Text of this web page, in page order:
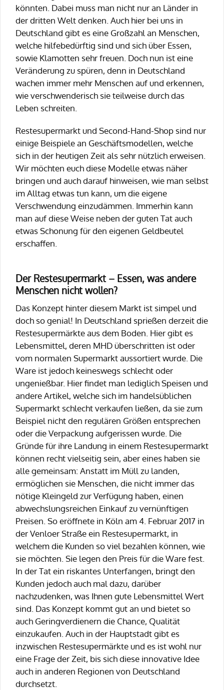
könnten. Dabei muss man nicht nur an Länder in
der dritten Welt denken. Auch hier bei uns in
Deutschland gibt es eine Großzahl an Menschen,
welche hilfebedürftig sind und sich über Essen,
sowie Klamotten sehr freuen. Doch nun ist eine
Veränderung zu spüren, denn in Deutschland
wachen immer mehr Menschen auf und erkennen,
wie verschwenderisch sie teilweise durch das
Leben schreiten.
Restesupermarkt und Second-Hand-Shop sind nur
einige Beispiele an Geschäftsmodellen, welche
sich in der heutigen Zeit als sehr nützlich erweisen.
Wir möchten euch diese Modelle etwas näher
bringen und auch darauf hinweisen, wie man selbst
im Alltag etwas tun kann, um die eigene
Verschwendung einzudämmen. Immerhin kann
man auf diese Weise neben der guten Tat auch
etwas Schonung für den eigenen Geldbeutel
erschaffen.
Der Restesupermarkt – Essen, was andere
Menschen nicht wollen?
Das Konzept hinter diesem Markt ist simpel und
doch so genial! In Deutschland sprießen derzeit die
Restesupermärkte aus dem Boden. Hier gibt es
Lebensmittel, deren MHD überschritten ist oder
vom normalen Supermarkt aussortiert wurde. Die
Ware ist jedoch keineswegs schlecht oder
ungenießbar. Hier findet man lediglich Speisen und
andere Artikel, welche sich im handelsüblichen
Supermarkt schlecht verkaufen ließen, da sie zum
Beispiel nicht den regulären Größen entsprechen
oder die Verpackung aufgerissen wurde. Die
Gründe für ihre Landung in einem Restesupermarkt
können recht vielseitig sein, aber eines haben sie
alle gemeinsam: Anstatt im Müll zu landen,
ermöglichen sie Menschen, die nicht immer das
nötige Kleingeld zur Verfügung haben, einen
abwechslungsreichen Einkauf zu vernünftigen
Preisen. So eröffnete in Köln am 4. Februar 2017 in
der Venloer Straße ein Restesupermarkt, in
welchem die Kunden so viel bezahlen können, wie
sie möchten. Sie legen den Preis für die Ware fest.
In der Tat ein riskantes Unterfangen, bringt den
Kunden jedoch auch mal dazu, darüber
nachzudenken, was Ihnen gute Lebensmittel Wert
sind. Das Konzept kommt gut an und bietet so
auch Geringverdienern die Chance, Qualität
einzukaufen. Auch in der Hauptstadt gibt es
inzwischen Restesupermärkte und es ist wohl nur
eine Frage der Zeit, bis sich diese innovative Idee
auch in anderen Regionen von Deutschland
durchsetzt.